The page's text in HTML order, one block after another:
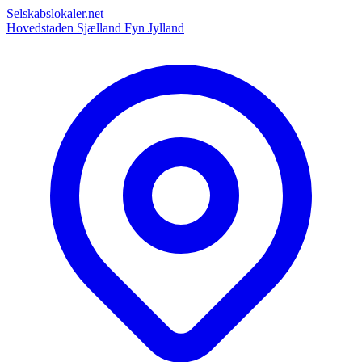
Selskabslokaler.net
Hovedstaden Sjælland Fyn Jylland